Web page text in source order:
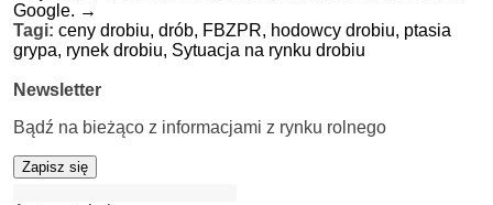
Google. →
Tagi: ceny drobiu, drób, FBZPR, hodowcy drobiu, ptasia
grypa, rynek drobiu, Sytuacja na rynku drobiu
Newsletter
Bądź na bieżąco z informacjami z rynku rolnego
Zapisz się